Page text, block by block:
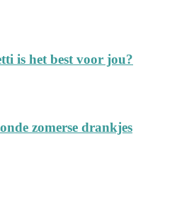
is het best voor jou?
zomerse drankjes